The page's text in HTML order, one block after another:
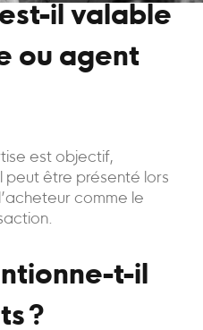
il valable
ou agent
est objectif,
peut être présenté lors
comme le
t-il
?